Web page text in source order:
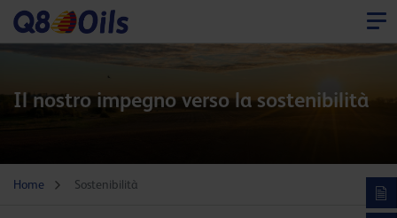
Il nostro impegno verso la sostenibilità
Home Sostenibilità